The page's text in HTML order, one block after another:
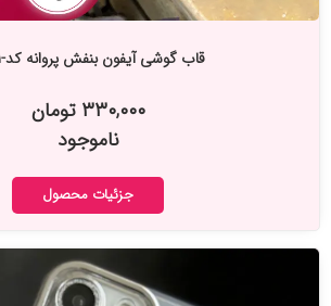
قاب گوشی آیفون بنفش پروانه کد-۴۴۱۱۱
۳۳۰,۰۰۰ تومان
ناموجود
جزئیات محصول